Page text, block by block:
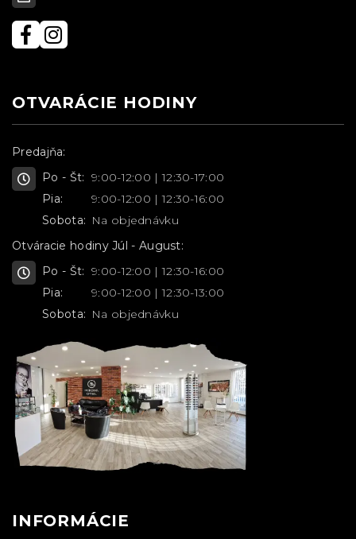
OTVARÁCIE HODINY
Predajňa:
Po - Št: 9:00-12:00 | 12:30-17:00
Pia:
9:00-12:00 | 12:30-16:00
Sobota: Na objednávku
Otváracie hodiny Júl - August:
Po - Št: 9:00-12:00 | 12:30-16:00
Pia:
9:00-12:00 | 12:30-13:00
Sobota: Na objednávku
INFORMÁCIE